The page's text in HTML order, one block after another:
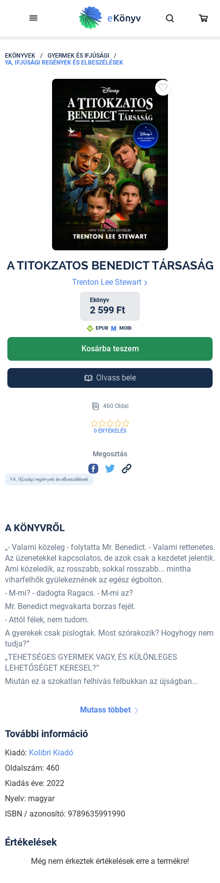
EKÖNYVEK / GYERMEK ÉS IFJÚSÁGI
/
YA, IFJÚSÁGI REGÉNYEK ÉS ELBESZÉLÉSEK
A TITOKZATOS BENEDICT TÁRSASÁG
Trenton Lee Stewart
Ekönyv
2 599 Ft
EPUB MOBI
Kosárba teszem
Olvass bele
460 Oldal
0 ÉRTÉKELÉS
Megosztás
YA, Ifjúsági regények és elbeszélések
A KÖNYVRŐL
„- Valami közeleg - folytatta Mr. Benedict. - Valami rettenetes.
Az üzenetekkel kapcsolatos, de azok csak a kezdetet jelentik.
Ami közeledik, az rosszabb, sokkal rosszabb... mintha
viharfelhők gyülekeznének az egész égbolton.
- M-mi? - dadogta Ragacs. - M-mi az?
Mr. Benedict megvakarta borzas fejét.
- Attól félek, nem tudom.
A gyerekek csak pislogtak. Most szórakozik? Hogyhogy nem
tudja?”
„TEHETSÉGES GYERMEK VAGY, ÉS KÜLÖNLEGES
LEHETŐSÉGET KERESEL?”
Miután ez a szokatlan felhívás felbukkan az újságban...
Mutass többet
További információ
Kiadó: Kolibri Kiadó
Oldalszám: 460
Kiadás éve: 2022
Nyelv: magyar
ISBN / azonosító: 9789635991990
Értékelések
Még nem érkeztek értékelések erre a termékre!